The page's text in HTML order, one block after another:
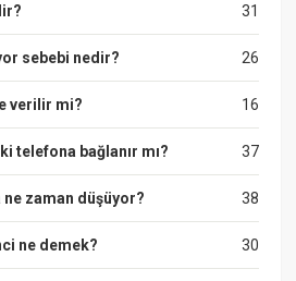
31
26
sebebi nedir?
16
verilir mi?
37
telefona bağlanır mı?
38
zaman düşüyor?
30
ne demek?